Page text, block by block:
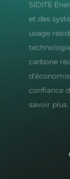
SIDITE
et des
usage
carbone
confiance
savoir plus.